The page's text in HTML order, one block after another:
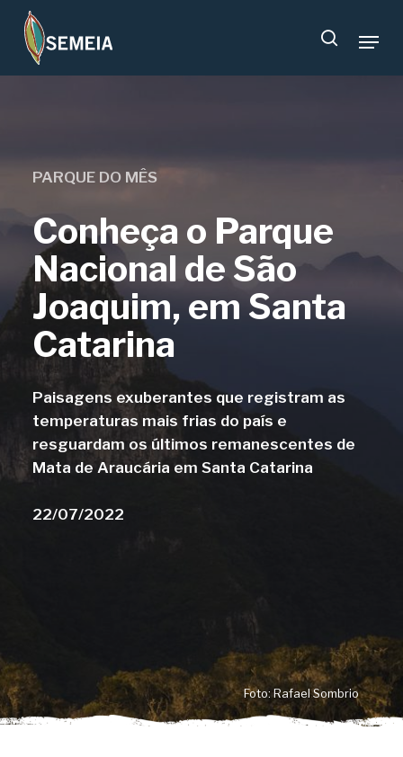
Skip
main
content
Menu
PARQUE DO MÊS
Conheça o Parque
Nacional de São
Joaquim, em Santa
Catarina
Paisagens exuberantes que registram as
temperaturas mais frias do país e
resguardam os últimos remanescentes de
Mata de Araucária em Santa Catarina
22/07/2022
Foto: Rafael Sombrio